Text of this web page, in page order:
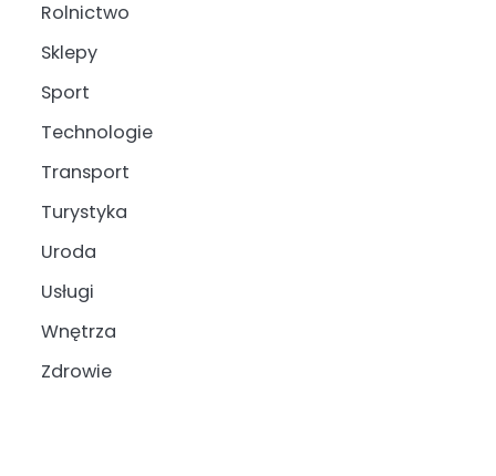
Rolnictwo
Sklepy
Sport
Technologie
Transport
Turystyka
Uroda
Usługi
Wnętrza
Zdrowie